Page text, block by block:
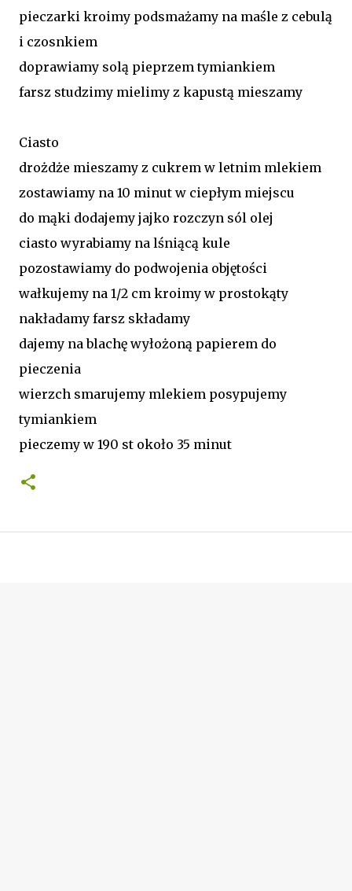
pieczarki kroimy podsmażamy na maśle z cebulą
i czosnkiem
doprawiamy solą pieprzem tymiankiem
farsz studzimy mielimy z kapustą mieszamy
Ciasto
drożdże mieszamy z cukrem w letnim mlekiem
zostawiamy na 10 minut w ciepłym miejscu
do mąki dodajemy jajko rozczyn sól olej
ciasto wyrabiamy na lśniącą kule
pozostawiamy do podwojenia objętości
wałkujemy na 1/2 cm kroimy w prostokąty
nakładamy farsz składamy
dajemy na blachę wyłożoną papierem do
pieczenia
wierzch smarujemy mlekiem posypujemy
tymiankiem
pieczemy w 190 st około 35 minut